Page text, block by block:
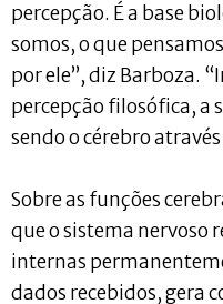
percepção. É a base
somos, o que
por ele”, diz Barboza.
percepção filosófica, a
sendo o cérebro
Sobre as funções
que o sistema nervoso
internas
dados recebidos, gera